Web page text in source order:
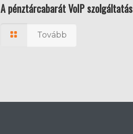
A pénztárcabarát VoIP szolgáltatás
Tovább